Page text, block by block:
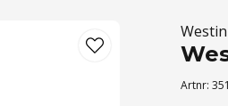
Artnr: